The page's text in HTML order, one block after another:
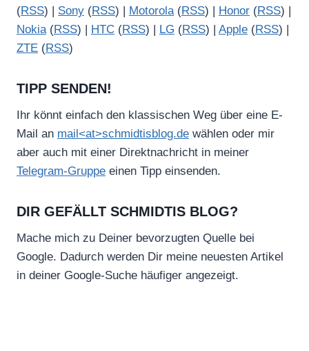
(RSS) | Sony (RSS) | Motorola(RSS) | Honor (RSS) |
Nokia(RSS) | HTC (RSS) | LG (RSS) | Apple (RSS) |
ZTE (RSS)
TIPP SENDEN!
Ihr könnt einfach den klassischen Weg über eine E-
Mail an mail<at>schmidtisblog.de wählen oder mir
aber auch mit einer Direktnachricht in meiner
Telegram-Gruppe einen Tipp einsenden.
DIR GEFÄLLT SCHMIDTIS BLOG?
Mache mich zu Deiner bevorzugten Quelle bei
Google. Dadurch werden Dir meine neuesten Artikel
in deiner Google-Suche häufiger angezeigt.